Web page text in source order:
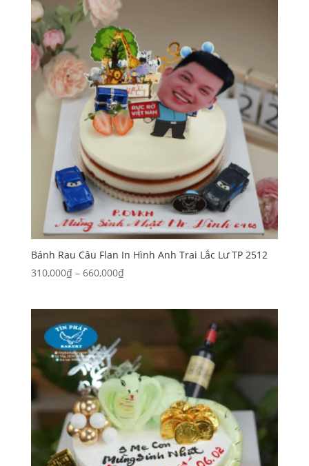
660,000₫
Bánh Rau Câu Flan In Hình Anh Trai Lắc Lư TP 2512
310,000₫ – 660,000₫Khoảng